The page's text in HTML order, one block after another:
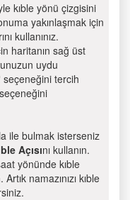
kıble yönü çizgisini
yakınlaşmak için
kullanınız.
haritanın sağ üst
uydu
tercih
ile bulmak isterseniz
Açısını kullanın.
yönünde kıble
namazınızı kıble